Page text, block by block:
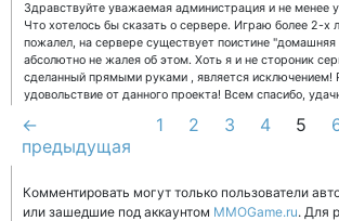
Здравствуйте уважаемая администрация и не менее
Что хотелось бы сказать о сервере. Играю более 2-х
пожалел, на сервере существует поистине
абсолютно не жалея об этом. Хоть я и не стороник
сделанный прямыми руками , является исключением!
удовольствие от данного проекта! Всем спасибо,
←
предыдущая
1 2 3 4 5
Комментировать могут только пользователи
или зашедшие под аккаунтом MMOGame.ru. Для